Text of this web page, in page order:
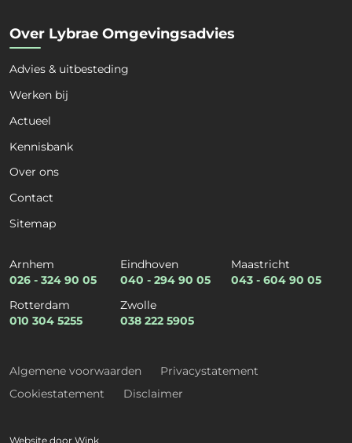
Over Lybrae Omgevingsadvies
Advies & uitbesteding
Werken bij
Actueel
Kennisbank
Over ons
Contact
Sitemap
Arnhem
026 - 324 90 05
Eindhoven
040 - 294 90 05
Maastricht
043 - 604 90 05
Rotterdam
010 304 5255
Zwolle
038 222 5905
Algemene voorwaarden
Privacystatement
Cookiestatement
Disclaimer
Website door Wink
Voornaam
Organisatie
E-mail*